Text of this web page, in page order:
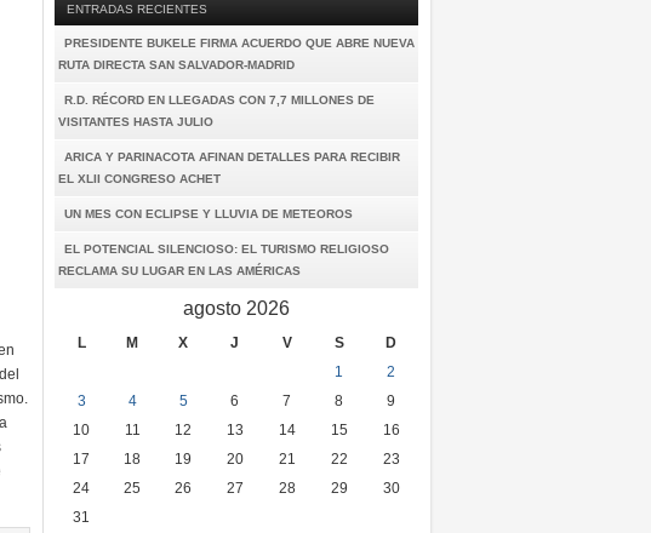
ENTRADAS RECIENTES
PRESIDENTE BUKELE FIRMA ACUERDO QUE ABRE NUEVA
RUTA DIRECTA SAN SALVADOR-MADRID
R.D. RÉCORD EN LLEGADAS CON 7,7 MILLONES DE
VISITANTES HASTA JULIO
ARICA Y PARINACOTA AFINAN DETALLES PARA RECIBIR
EL XLII CONGRESO ACHET
UN MES CON ECLIPSE Y LLUVIA DE METEOROS
EL POTENCIAL SILENCIOSO: EL TURISMO RELIGIOSO
RECLAMA SU LUGAR EN LAS AMÉRICAS
agosto 2026
L M X J V S
D
1
2
3
4 5 6 7 8
9
10
11 12 13 14 15
16
17
18 19 20 21 22
23
24
25 26 27 28 29
30
31